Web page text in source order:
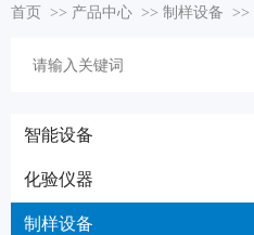
首页 >> 产品中心 >> 制样设备 >>
智能设备
化验仪器
制样设备